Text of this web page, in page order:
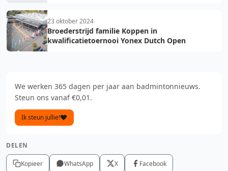
23 oktober 2024
Broederstrijd familie Koppen in
kwalificatietoernooi Yonex Dutch Open
We werken 365 dagen per jaar aan badmintonnieuws.
Steun ons vanaf €0,01.
Ik steun jullie!
DELEN
Kopieer WhatsApp X Facebook